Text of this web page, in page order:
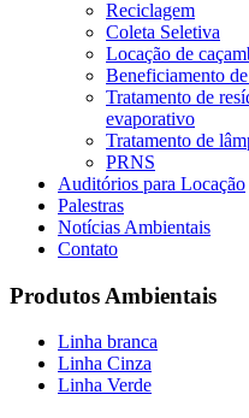
Reciclagem
Coleta Seletiva
Locação de
Beneficiamento
Tratamento de
evaporativo
Tratamento de
PRNS
Auditórios para Locação
Palestras
Notícias Ambientais
Contato
Produtos Ambientais
Linha branca
Linha Cinza
Linha Verde